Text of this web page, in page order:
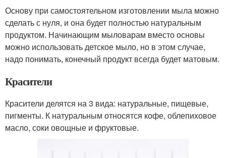
Основу при самостоятельном изготовлении мыла можно
сделать с нуля, и она будет полностью натуральным
продуктом. Начинающим мыловарам вместо основы
можно использовать детское мыло, но в этом случае,
надо понимать, конечный продукт всегда будет матовым.
Красители
Красители делятся на 3 вида: натуральные, пищевые,
пигменты. К натуральным относятся кофе, облепиховое
масло, соки овощные и фруктовые.